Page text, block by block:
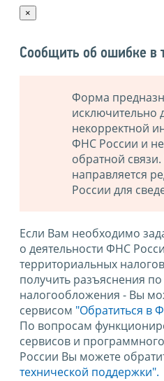
×
Сообщить об ошибке в
Форма
исключительно
некорректной
ФНС России и
обратной
направляется
России для
Если Вам необходимо
о деятельности ФНС
территориальных
получить разъяснения
налогообложения - Вы
сервисом "Обратиться в
По вопросам
сервисов и
России Вы можете
технической поддержки".